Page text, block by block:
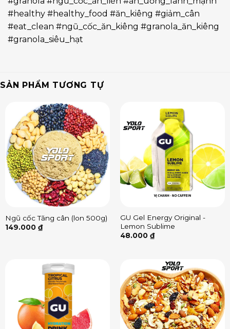
#healthy #healthy_food #ăn_kiêng #giảm_cân
#eat_clean #ngũ_cốc_ăn_kiêng #granola_ăn_kiêng
#granola_siêu_hạt
SẢN PHẨM TƯƠNG TỰ
Ngũ cốc Tăng cân (lon 500g)
149.000 ₫
GU Gel Energy Original -
Lemon Sublime
48.000 ₫